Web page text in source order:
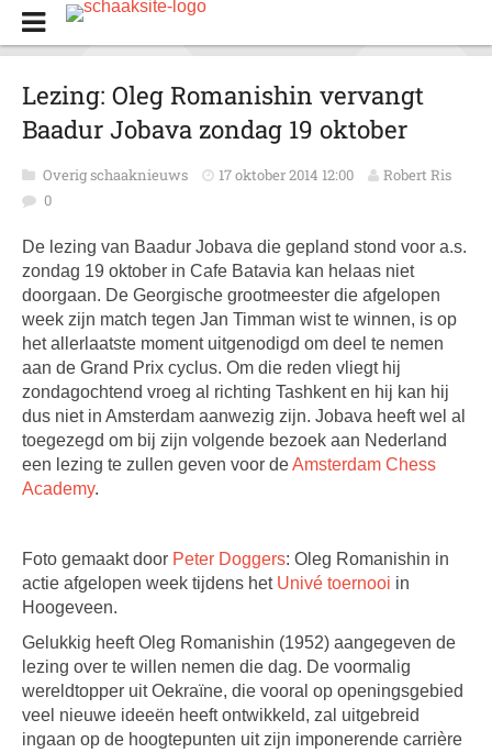
Lezing: Oleg Romanishin vervangt
Baadur Jobava zondag 19 oktober
Overig schaaknieuws 17 oktober 2014 12:00
Robert Ris
0
De lezing van Baadur Jobava die gepland stond voor a.s.
zondag 19 oktober in Cafe Batavia kan helaas niet
doorgaan. De Georgische grootmeester die afgelopen
week zijn match tegen Jan Timman wist te winnen, is op
het allerlaatste moment uitgenodigd om deel te nemen
aan de Grand Prix cyclus. Om die reden vliegt hij
zondagochtend vroeg al richting Tashkent en hij kan hij
dus niet in Amsterdam aanwezig zijn. Jobava heeft wel al
toegezegd om bij zijn volgende bezoek aan Nederland
een lezing te zullen geven voor deAmsterdam Chess
Academy.
Foto gemaakt door Peter Doggers: Oleg Romanishin in
actie afgelopen week tijdens het Univé toernooi in
Hoogeveen.
Gelukkig heeft Oleg Romanishin (1952) aangegeven de
lezing over te willen nemen die dag. De voormalig
wereldtopper uit Oekraïne, die vooral op openingsgebied
veel nieuwe ideeën heeft ontwikkeld, zal uitgebreid
ingaan op de hoogtepunten uit zijn imponerende carrière